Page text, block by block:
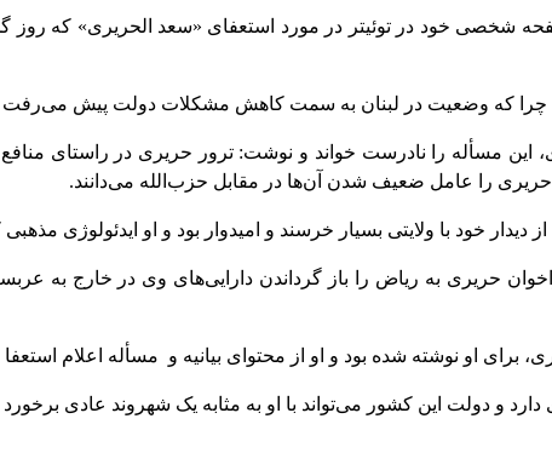
خود در توئیتر در مورد استعفای «سعد الحریری» که روز
چرا که وضعیت در لبنان به سمت کاهش مشکلات دولت پیش
این مسأله را نادرست خواند و نوشت: ترور حریری در راستای
را عامل ضعیف شدن آن‌ها در مقابل حزب‌الله می‌دانند.
دیدار خود با ولایتی بسیار خرسند و امیدوار بود و او ایدئولوژی
حریری به ریاض را باز گرداندن دارایی‌های وی در خارج به
برای او نوشته شده بود و او از محتوای بیانیه و مسأله اعلام
و دولت این کشور می‌تواند با او به مثابه یک شهروند عادی برخورد